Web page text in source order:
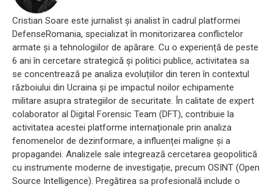
Cristian Soare este jurnalist și analist în cadrul platformei
DefenseRomania, specializat în monitorizarea conflictelor
armate și a tehnologiilor de apărare. Cu o experiență de peste
6 ani în cercetare strategică și politici publice, activitatea sa
se concentrează pe analiza evoluțiilor din teren în contextul
războiului din Ucraina și pe impactul noilor echipamente
militare asupra strategiilor de securitate. În calitate de expert
colaborator al Digital Forensic Team (DFT), contribuie la
activitatea acestei platforme internaționale prin analiza
fenomenelor de dezinformare, a influenței maligne și a
propagandei. Analizele sale integrează cercetarea geopolitică
cu instrumente moderne de investigație, precum OSINT (Open
Source Intelligence). Pregătirea sa profesională include o